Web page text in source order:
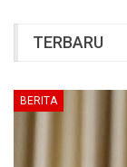
TERBARU
BERITA